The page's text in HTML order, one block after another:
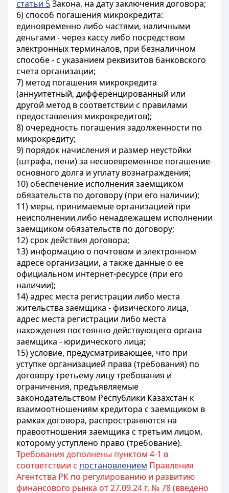
статьи 5Закона, на дату заключения договора;
6) способ погашения микрокредита:
единовременно либо частями, наличными
деньгами - через кассу либо посредством
электронных терминалов, при безналичном
способе - с указанием реквизитов банковского
счета организации;
7) метод погашения микрокредита
(аннуитетный, дифференцированный или
другой метод в соответствии с правилами
предоставления микрокредитов);
8) очередность погашения задолженности по
микрокредиту;
9) порядок начисления и размер неустойки
(штрафа, пени) за несвоевременное погашение
основного долга и уплату вознаграждения;
10) обеспечение исполнения заемщиком
обязательств по договору (при его наличии);
11) меры, принимаемые организацией при
неисполнении либо ненадлежащем исполнении
заемщиком обязательств по договору;
12) срок действия договора;
13) информацию о почтовом и электронном
адресе организации, а также данные о ее
официальном интернет-ресурсе (при его
наличии);
14) адрес места регистрации либо места
жительства заемщика - физического лица,
адрес места регистрации либо места
нахождения постоянно действующего органа
заемщика - юридического лица;
15) условие, предусматривающее, что при
уступке организацией права (требования) по
договору третьему лицу требования и
ограничения, предъявляемые
законодательством Республики Казахстан к
взаимоотношениям кредитора с заемщиком в
рамках договора, распространяются на
правоотношения заемщика с третьим лицом,
которому уступлено право (требование).
Требования дополнены пунктом 4-1 в
соответствии с постановлением Правления
Агентства РК по регулированию и развитию
финансового рынка от 27.09.24 г. № 78 (введено